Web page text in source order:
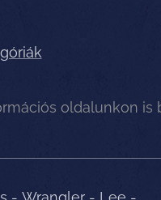
oldalunkon is